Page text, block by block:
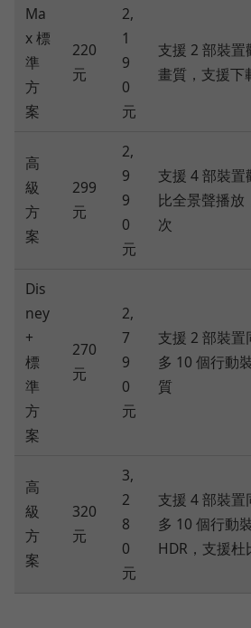
Ma
x 標
準
方
案
220
元
2,
1
9
0
元
支援 2 部裝
畫質，支援下
高
級
方
案
299
元
2,
9
9
0
元
支援 4 部裝置
比全景聲播放
次
Dis
ney
+
標
準
方
案
270
元
2,
7
9
0
元
支援 2 部裝
多 10 個行動
質
高
級
方
案
320
元
3,
2
8
0
元
支援 4 部裝
多 10 個行動
HDR，支援杜